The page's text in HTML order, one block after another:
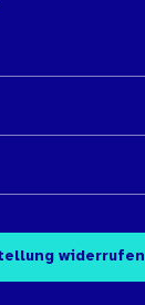
widerrufen